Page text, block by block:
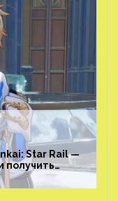
Star Rail —
получить